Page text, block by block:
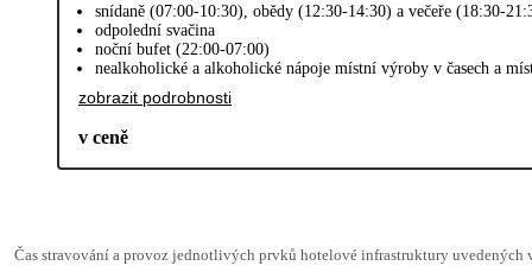
snídaně (07:00-10:30), obědy (12:30-14:30) a večeře (18:30-
odpolední svačina
noční bufet (22:00-07:00)
nealkoholické a alkoholické nápoje místní výroby v časech a
zobrazit podrobnosti
v ceně
Čas stravování a provoz jednotlivých prvků hotelové infrastruktury uvedených